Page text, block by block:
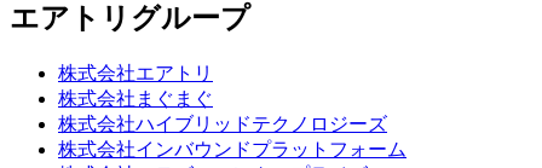
エアトリグループ
株式会社エアトリ
株式会社まぐまぐ
株式会社ハイブリッドテクノロジーズ
株式会社インバウンドプラットフォーム